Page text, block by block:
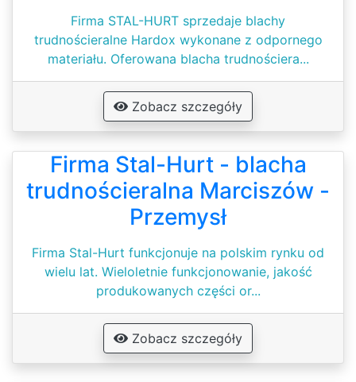
Firma STAL-HURT sprzedaje blachy
trudnościeralne Hardox wykonane z odpornego
materiału. Oferowana blacha trudnościera...
Zobacz szczegóły
Firma Stal-Hurt - blacha
trudnościeralna Marciszów -
Przemysł
Firma Stal-Hurt funkcjonuje na polskim rynku od
wielu lat. Wieloletnie funkcjonowanie, jakość
produkowanych części or...
Zobacz szczegóły